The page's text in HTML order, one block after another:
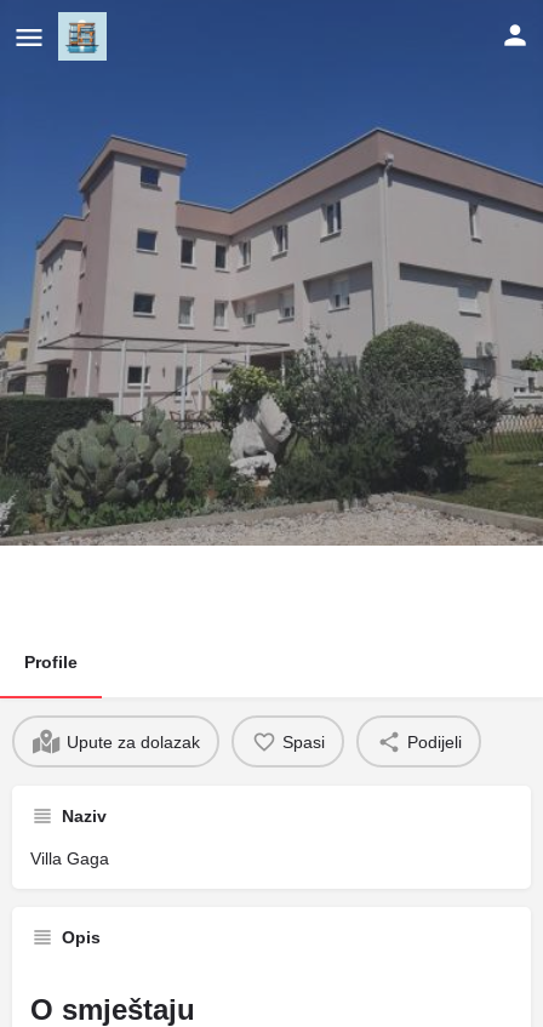
Villa Gaga
Profile
Upute za dolazak Spasi Podijeli
Naziv
Villa Gaga
Opis
O smještaju